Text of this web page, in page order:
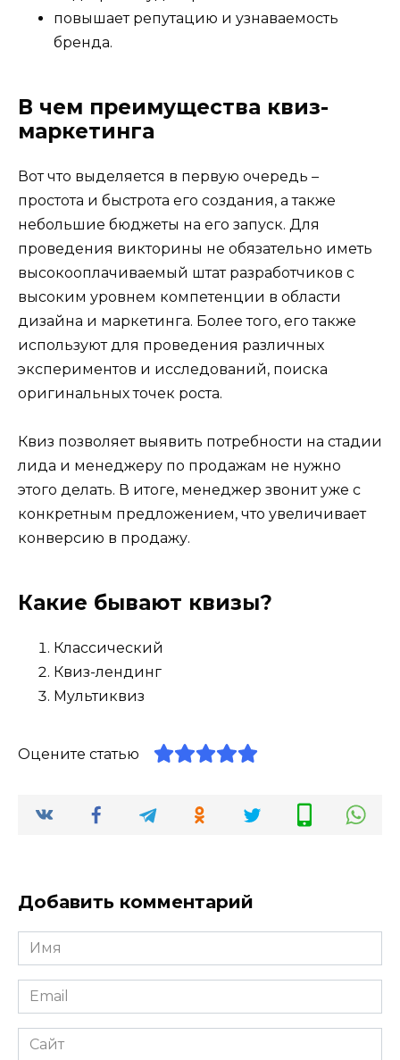
повышает репутацию и узнаваемость
бренда.
В чем преимущества квиз-
маркетинга
Вот что выделяется в первую очередь –
простота и быстрота его создания, а также
небольшие бюджеты на его запуск. Для
проведения викторины не обязательно иметь
высокооплачиваемый штат разработчиков с
высоким уровнем компетенции в области
дизайна и маркетинга. Более того, его также
используют для проведения различных
экспериментов и исследований, поиска
оригинальных точек роста.
Квиз позволяет выявить потребности на стадии
лида и менеджеру по продажам не нужно
этого делать. В итоге, менеджер звонит уже с
конкретным предложением, что увеличивает
конверсию в продажу.
Какие бывают квизы?
Классический
Квиз-лендинг
Мультиквиз
Оцените статью
Добавить комментарий
Имя
*
Email
*
Сайт